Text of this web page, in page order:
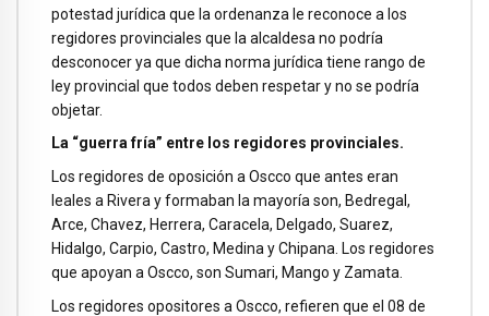
potestad jurídica que la ordenanza le reconoce a los
regidores provinciales que la alcaldesa no podría
desconocer ya que dicha norma jurídica tiene rango de
ley provincial que todos deben respetar y no se podría
objetar.
La “guerra fría” entre los regidores provinciales.
Los regidores de oposición a Oscco que antes eran
leales a Rivera y formaban la mayoría son, Bedregal,
Arce, Chavez, Herrera, Caracela, Delgado, Suarez,
Hidalgo, Carpio, Castro, Medina y Chipana. Los regidores
que apoyan a Oscco, son Sumari, Mango y Zamata.
Los regidores opositores a Oscco, refieren que el 08 de